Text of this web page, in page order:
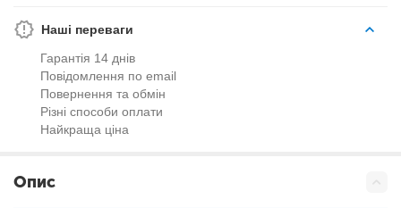
Наші переваги
Гарантія 14 днів
Повідомлення по email
Повернення та обмін
Різні способи оплати
Найкраща ціна
Опис